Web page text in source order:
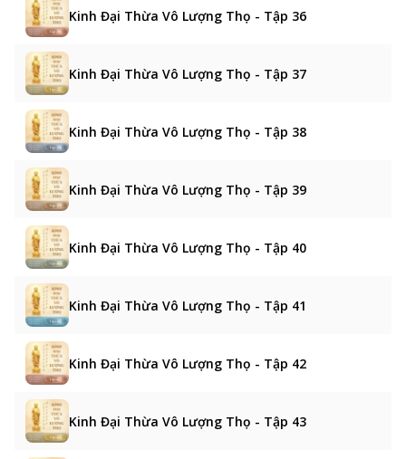
Kinh Đại Thừa Vô Lượng Thọ - Tập 36
Kinh Đại Thừa Vô Lượng Thọ - Tập 37
Kinh Đại Thừa Vô Lượng Thọ - Tập 38
Kinh Đại Thừa Vô Lượng Thọ - Tập 39
Kinh Đại Thừa Vô Lượng Thọ - Tập 40
Kinh Đại Thừa Vô Lượng Thọ - Tập 41
Kinh Đại Thừa Vô Lượng Thọ - Tập 42
Kinh Đại Thừa Vô Lượng Thọ - Tập 43